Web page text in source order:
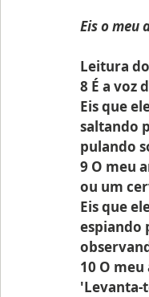
Eis o meu
Leitura
8 É a voz
Eis que
saltando
pulando
9 O meu
ou um
Eis que
espiando
10 O
'Levanta-